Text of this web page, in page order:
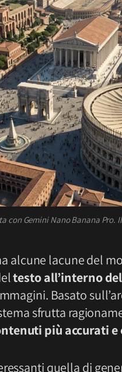
con Gemini Nano Banana
alcune lacune del
testo all’interno
Basato
sfrutta
più accurati
quella di